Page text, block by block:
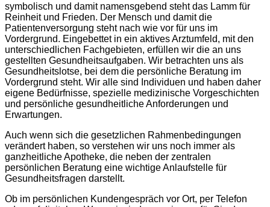
symbolisch und damit namensgebend steht das Lamm für
Reinheit und Frieden. Der Mensch und damit die
Patientenversorgung steht nach wie vor für uns im
Vordergrund. Eingebettet in ein aktives Arztumfeld, mit den
unterschiedlichen Fachgebieten, erfüllen wir die an uns
gestellten Gesundheitsaufgaben. Wir betrachten uns als
Gesundheitslotse, bei dem die persönliche Beratung im
Vordergrund steht. Wir alle sind Individuen und haben daher
eigene Bedürfnisse, spezielle medizinische Vorgeschichten
und persönliche gesundheitliche Anforderungen und
Erwartungen.
Auch wenn sich die gesetzlichen Rahmenbedingungen
verändert haben, so verstehen wir uns noch immer als
ganzheitliche Apotheke, die neben der zentralen
persönlichen Beratung eine wichtige Anlaufstelle für
Gesundheitsfragen darstellt.
Ob im persönlichen Kundengespräch vor Ort, per Telefon